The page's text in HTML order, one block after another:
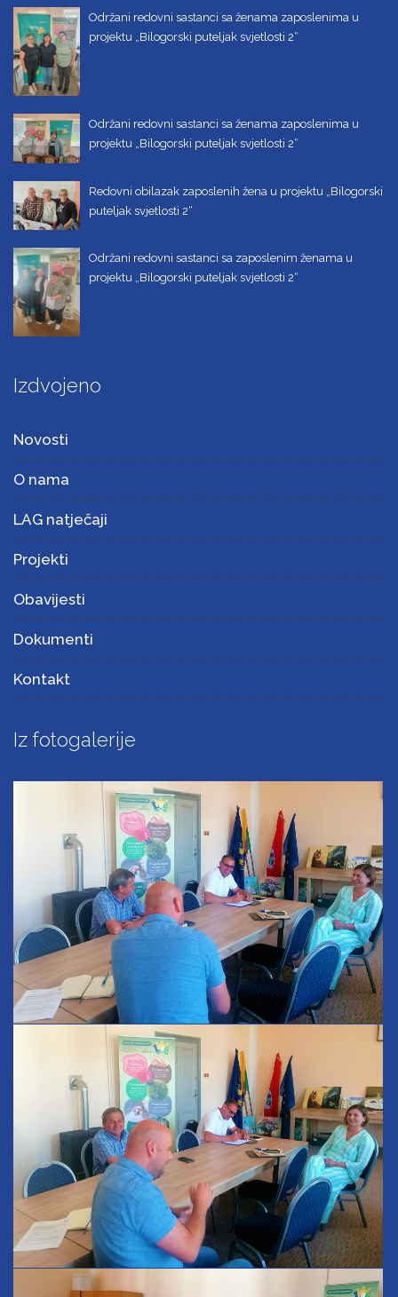
Održani redovni sastanci sa ženama zaposlenima u
projektu „Bilogorski puteljak svjetlosti 2“
Održani redovni sastanci sa ženama zaposlenima u
projektu „Bilogorski puteljak svjetlosti 2“
Redovni obilazak zaposlenih žena u projektu „Bilogorski
puteljak svjetlosti 2“
Održani redovni sastanci sa zaposlenim ženama u
projektu „Bilogorski puteljak svjetlosti 2“
Izdvojeno
Novosti
O nama
LAG natječaji
Projekti
Obavijesti
Dokumenti
Kontakt
Iz fotogalerije